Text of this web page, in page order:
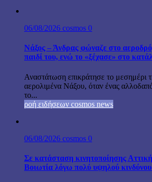
06/08/2026 cosmos 0
Νάξος – Άνδρας φώναζε στο
παιδί του, ενώ το «ξέχασε» στο
Αναστάτωση επικράτησε το μεσημέρι
αερολιμένα Νάξου, όταν ένας
το...
ροή ειδήσεων cosmos news
06/08/2026 cosmos 0
Σε κατάσταση κινητοποίησης
Βοιωτία λόγω πολύ υψηλού